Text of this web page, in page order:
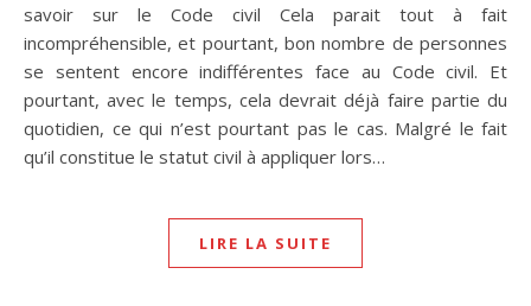
savoir sur le Code civil Cela parait tout à fait
incompréhensible, et pourtant, bon nombre de personnes
se sentent encore indifférentes face au Code civil. Et
pourtant, avec le temps, cela devrait déjà faire partie du
quotidien, ce qui n’est pourtant pas le cas. Malgré le fait
qu’il constitue le statut civil à appliquer lors…
LIRE LA SUITE